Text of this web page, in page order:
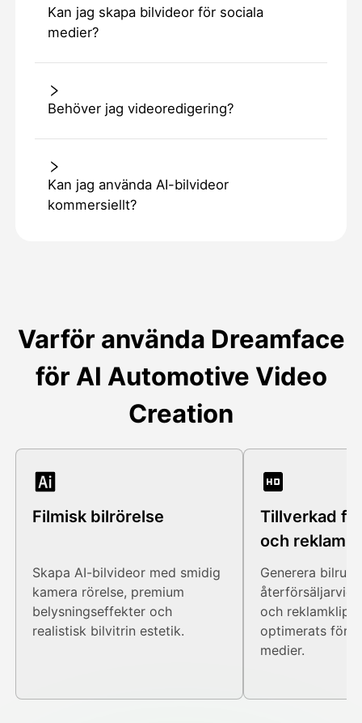
Kan jag skapa bilvideor för sociala
medier?
Behöver jag videoredigering?
Kan jag använda AI-bilvideor
kommersiellt?
Varför använda Dreamface
för AI Automotive Video
Creation
Filmisk bilrörelse
Skapa AI-bilvideor med smidig
kamera rörelse, premium
belysningseffekter och
realistisk bilvitrin estetik.
Tillverkad
och reklam
Generera
och reklamklipp
optimerats för
medier.